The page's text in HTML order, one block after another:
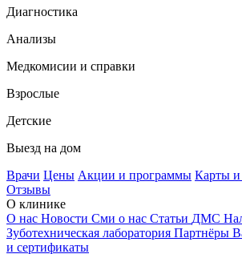
Диагностика
Анализы
Медкомисии и справки
Взрослые
Детские
Выезд на дом
Врачи Цены Акции и программы Карты и
Отзывы
О клинике
О нас Новости Сми о нас Статьи ДМС
Зуботехническая лаборатория Партнёры
и сертификаты